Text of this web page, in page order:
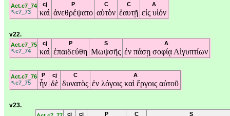
Act.c7_74
↖c7_73
cj
καὶ
P
ἀνεθρέψατο
C
αὐτὸν
C
ἑαυτῇ
A
εἰς υἱόν
v22.
Act.c7_75
↖c7_74
cj
καὶ
P
ἐπαιδεύθη
S
Μωψσῆς
A
ἐν πάσῃ σοφίᾳ Αἰγυπτίων
Act.c7_76
↖c7_75
P
ἦν
cj
δὲ
C
δυνατὸς
A
ἐν λόγοις καὶ ἔργοις αὐτοῦ
v23.
cj cj P C S